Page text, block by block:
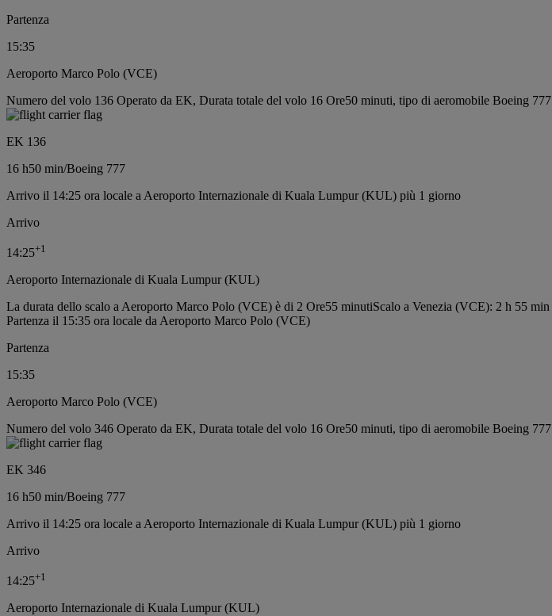
Partenza
15:35
Aeroporto Marco Polo (VCE)
Numero del volo 136 Operato da EK, Durata totale del volo 16 Ore50 minuti, tipo di aeromobile Boeing 777
EK 136
16 h50 min/Boeing 777
Arrivo il 14:25 ora locale a Aeroporto Internazionale di Kuala Lumpur (KUL) più 1 giorno
Arrivo
14:25+1
Aeroporto Internazionale di Kuala Lumpur (KUL)
La durata dello scalo a Aeroporto Marco Polo (VCE) è di 2 Ore55 minutiScalo a Venezia (VCE): 2 h 55 min
Partenza il 15:35 ora locale da Aeroporto Marco Polo (VCE)
Partenza
15:35
Aeroporto Marco Polo (VCE)
Numero del volo 346 Operato da EK, Durata totale del volo 16 Ore50 minuti, tipo di aeromobile Boeing 777
EK 346
16 h50 min/Boeing 777
Arrivo il 14:25 ora locale a Aeroporto Internazionale di Kuala Lumpur (KUL) più 1 giorno
Arrivo
14:25+1
Aeroporto Internazionale di Kuala Lumpur (KUL)